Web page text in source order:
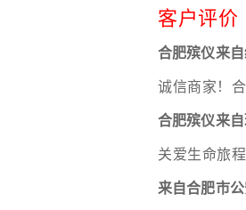
客户评价
合肥殡仪来
诚信商家！
合肥殡仪来
关爱生命旅
来自合肥市